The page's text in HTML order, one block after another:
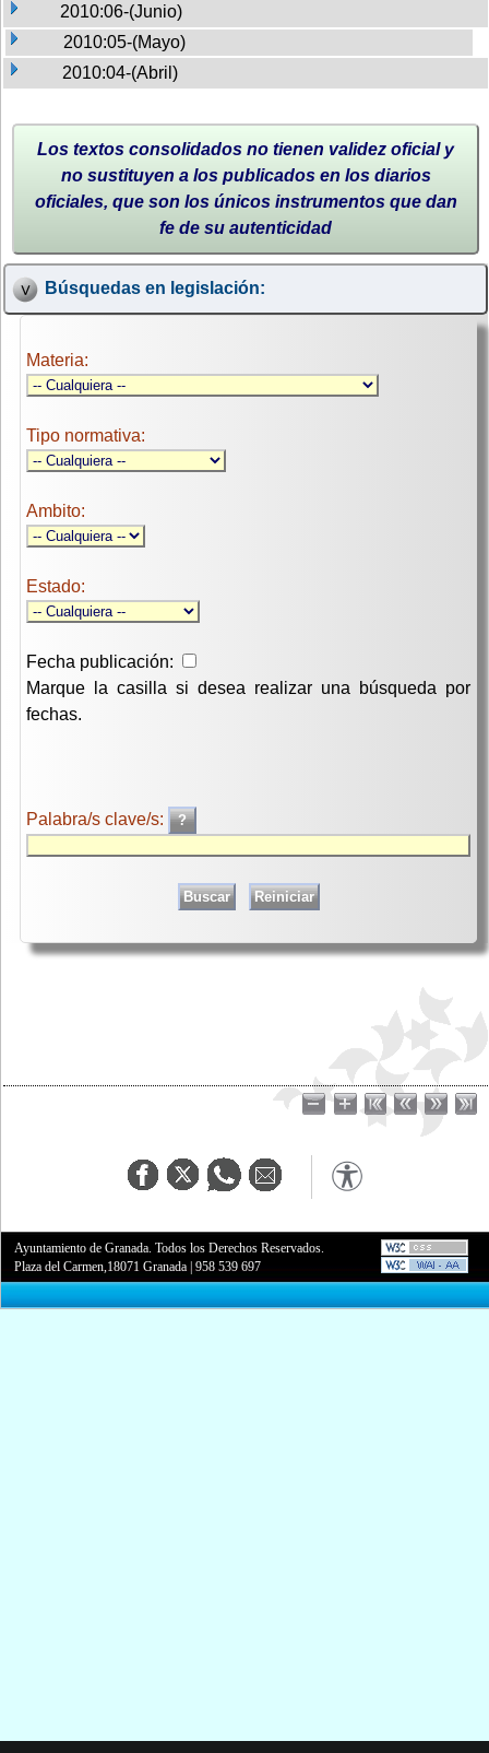
2010:06-(Junio)
2010:05-(Mayo)
2010:04-(Abril)
Los textos consolidados no tienen validez oficial y
no sustituyen a los publicados en los diarios
oficiales, que son los únicos instrumentos que dan
fe de su autenticidad
Búsquedas en legislación:
Materia:
Tipo normativa:
Ambito:
Estado:
Fecha publicación:
Marque la casilla si desea realizar una búsqueda por
fechas.
Palabra/s clave/s:
Ayuntamiento de Granada. Todos los Derechos Reservados.
Plaza del Carmen,18071 Granada |958 539 697